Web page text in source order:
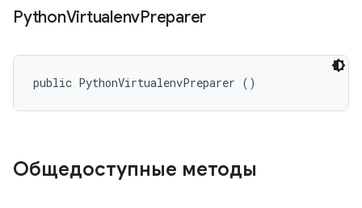
PythonVirtualenvPreparer
public PythonVirtualenvPreparer ()
Общедоступные методы